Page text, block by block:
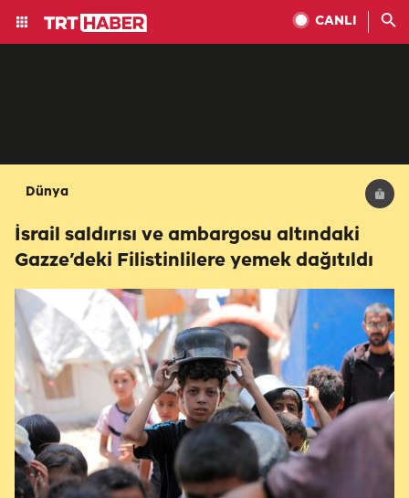
CANLI
Dünya
İsrail saldırısı ve ambargosu altındaki
Gazze’deki Filistinlilere yemek dağıtıldı